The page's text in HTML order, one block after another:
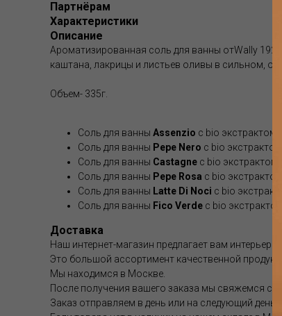
Партнёрам
Характеристики
Описание
Ароматизированная соль для ванны отWally
каштана, лакрицы и листьев оливы в сильном,
Объем- 335г.
Соль для ванны Assenzio с bio экстрактом
Соль для ванны Pepe Nero с bio экстрактом
Соль для ванны Castagne с bio экстрактом
Соль для ванны Pepe Rosa с bio
Соль для ванны Latte Di Noci с bio
Соль для ванны Fico Verde с bio
Доставка
Наш интернет-магазин предлагает вам
Это большой ассортимент качественной
Мы находимся в Москве.
После получения вашего заказа мы свяжемся с
Заказ отправляем в день или на следующий день